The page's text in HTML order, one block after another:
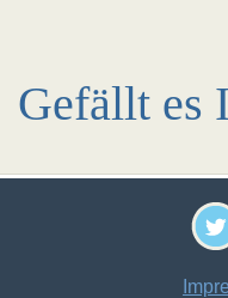
Gefällt es